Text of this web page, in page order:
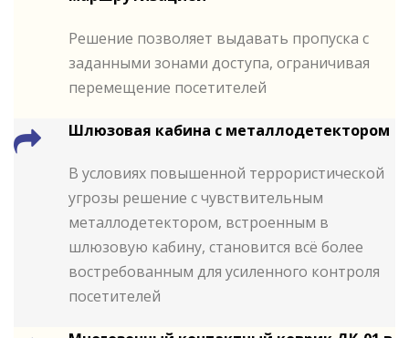
Решение позволяет выдавать пропуска с
заданными зонами доступа, ограничивая
перемещение посетителей
Шлюзовая кабина с металлодетектором
В условиях повышенной террористической
угрозы решение с чувствительным
металлодетектором, встроенным в
шлюзовую кабину, становится всё более
востребованным для усиленного контроля
посетителей